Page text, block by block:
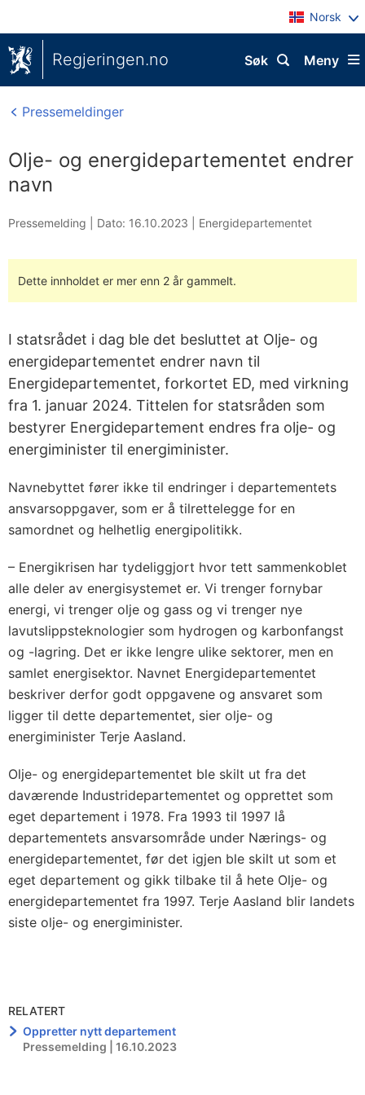
Norsk
Regjeringen.no Meny
Søk
Pressemeldinger
Olje- og energidepartementet endrer
navn
Pressemelding | Dato: 16.10.2023 Energidepartementet
Dette innholdet er mer enn 2 år gammelt.
I statsrådet i dag ble det besluttet at Olje- og
energidepartementet endrer navn til
Energidepartementet, forkortet ED, med virkning
fra 1. januar 2024. Tittelen for statsråden som
bestyrer Energidepartement endres fra olje- og
energiminister til energiminister.
Navnebyttet fører ikke til endringer i departementets
ansvarsoppgaver, som er å tilrettelegge for en
samordnet og helhetlig energipolitikk.
– Energikrisen har tydeliggjort hvor tett sammenkoblet
alle deler av energisystemet er. Vi trenger fornybar
energi, vi trenger olje og gass og vi trenger nye
lavutslippsteknologier som hydrogen og karbonfangst
og -lagring. Det er ikke lengre ulike sektorer, men en
samlet energisektor. Navnet Energidepartementet
beskriver derfor godt oppgavene og ansvaret som
ligger til dette departementet, sier olje- og
energiminister Terje Aasland.
Olje- og energidepartementet ble skilt ut fra det
daværende Industridepartementet og opprettet som
eget departement i 1978. Fra 1993 til 1997 lå
departementets ansvarsområde under Nærings- og
energidepartementet, før det igjen ble skilt ut som et
eget departement og gikk tilbake til å hete Olje- og
energidepartementet fra 1997. Terje Aasland blir landets
siste olje- og energiminister.
RELATERT
Oppretter nytt departement
Pressemelding | 16.10.2023